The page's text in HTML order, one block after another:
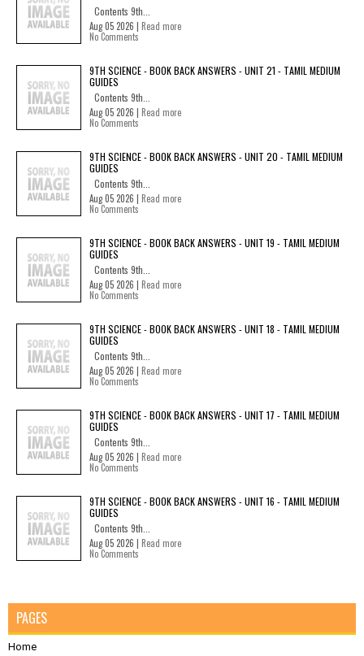
Contents 9th...
Aug 05 2026 | Read more
No Comments
9TH SCIENCE - BOOK BACK ANSWERS - UNIT 21 - TAMIL MEDIUM
GUIDES
Contents 9th...
Aug 05 2026 | Read more
No Comments
9TH SCIENCE - BOOK BACK ANSWERS - UNIT 20 - TAMIL MEDIUM
GUIDES
Contents 9th...
Aug 05 2026 | Read more
No Comments
9TH SCIENCE - BOOK BACK ANSWERS - UNIT 19 - TAMIL MEDIUM
GUIDES
Contents 9th...
Aug 05 2026 | Read more
No Comments
9TH SCIENCE - BOOK BACK ANSWERS - UNIT 18 - TAMIL MEDIUM
GUIDES
Contents 9th...
Aug 05 2026 | Read more
No Comments
9TH SCIENCE - BOOK BACK ANSWERS - UNIT 17 - TAMIL MEDIUM
GUIDES
Contents 9th...
Aug 05 2026 | Read more
No Comments
9TH SCIENCE - BOOK BACK ANSWERS - UNIT 16 - TAMIL MEDIUM
GUIDES
Contents 9th...
Aug 05 2026 | Read more
No Comments
PAGES
Home